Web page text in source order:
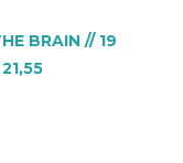
BRAIN // 19